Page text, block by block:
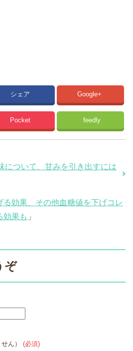
シェア Google+
Pocket feedly
について、甘みを引き出すには
る効果、その他血糖値を下げコレ
効果も 」
ぞ
ん） (必須)